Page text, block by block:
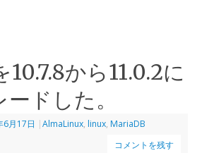
から11.0.2に
ドした。
6月17日 |AlmaLinux, linux, MariaDB
コメントを残す